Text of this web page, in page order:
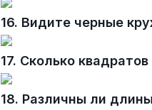
16. Видите черные
17. Сколько
18. Различны ли